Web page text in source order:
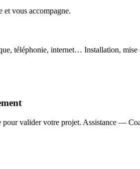
vous accompagne.
téléphonie, internet… Installation,
valider votre projet. Assistance —